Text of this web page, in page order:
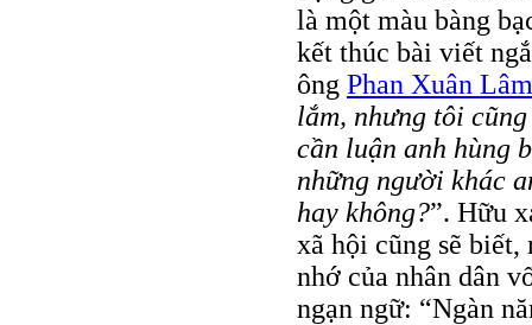
là một màu bàng
kết thúc bài viết
ông Phan Xuân Lâm
lắm, nhưng tôi
cần luận anh hùng
những người khác
hay không?”. Hữu
xã hội cũng sẽ biết,
nhớ của nhân dân
ngạn ngữ: “Ngàn